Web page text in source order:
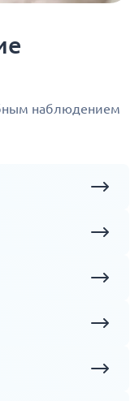
наблюдением